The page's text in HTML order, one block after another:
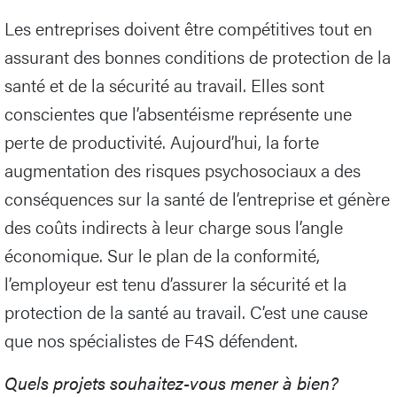
Les entreprises doivent être compétitives tout en
assurant des bonnes conditions de protection de la
santé et de la sécurité au travail. Elles sont
conscientes que l’absentéisme représente une
perte de productivité. Aujourd’hui, la forte
augmentation des risques psychosociaux a des
conséquences sur la santé de l’entreprise et génère
des coûts indirects à leur charge sous l’angle
économique. Sur le plan de la conformité,
l’employeur est tenu d’assurer la sécurité et la
protection de la santé au travail. C’est une cause
que nos spécialistes de F4S défendent.
Quels projets souhaitez-vous mener à bien?